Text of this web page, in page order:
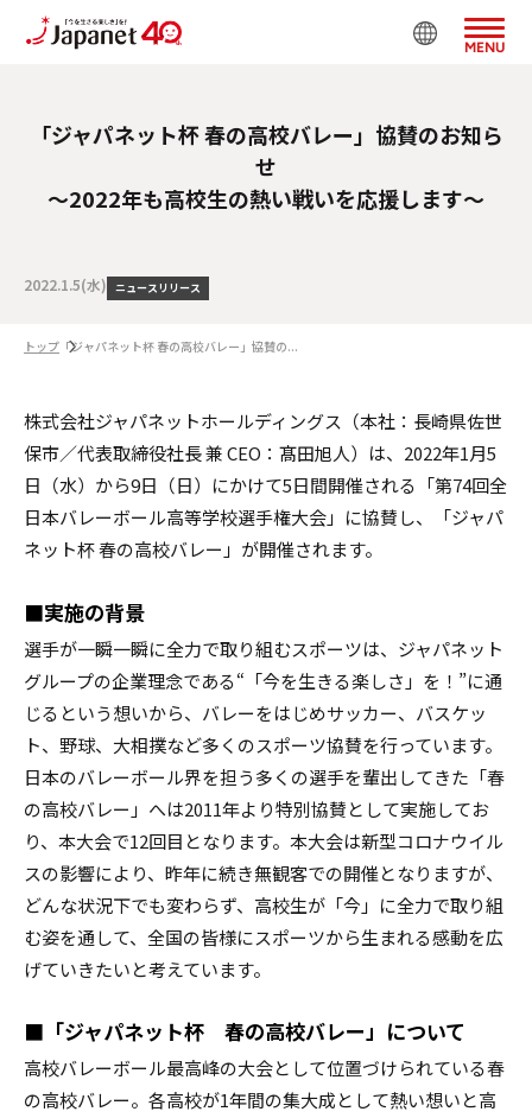
MENU
「ジャパネット杯 春の高校バレー」協賛のお知ら
せ
～2022年も高校生の熱い戦いを応援します～
2022.1.5(水) ニュースリリース
トップ 「ジャパネット杯 春の高校バレー」協賛の...
株式会社ジャパネットホールディングス（本社：長崎県佐世
保市／代表取締役社長 兼 CEO：髙田旭人）は、2022年1月5
日（水）から9日（日）にかけて5日間開催される「第74回全
日本バレーボール高等学校選手権大会」に協賛し、「ジャパ
ネット杯 春の高校バレー」が開催されます。
■実施の背景
選手が一瞬一瞬に全力で取り組むスポーツは、ジャパネット
グループの企業理念である“「今を生きる楽しさ」を！”に通
じるという想いから、バレーをはじめサッカー、バスケッ
ト、野球、大相撲など多くのスポーツ協賛を行っています。
日本のバレーボール界を担う多くの選手を輩出してきた「春
の高校バレー」へは2011年より特別協賛として実施してお
り、本大会で12回目となります。本大会は新型コロナウイル
スの影響により、昨年に続き無観客での開催となりますが、
どんな状況下でも変わらず、高校生が「今」に全力で取り組
む姿を通して、全国の皆様にスポーツから生まれる感動を広
げていきたいと考えています。
■「ジャパネット杯 春の高校バレー」について
高校バレーボール最高峰の大会として位置づけられている春
の高校バレー。各高校が1年間の集大成として熱い想いと高